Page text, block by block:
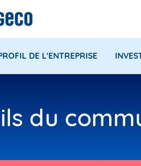
DE L'ENTREPRISE
du